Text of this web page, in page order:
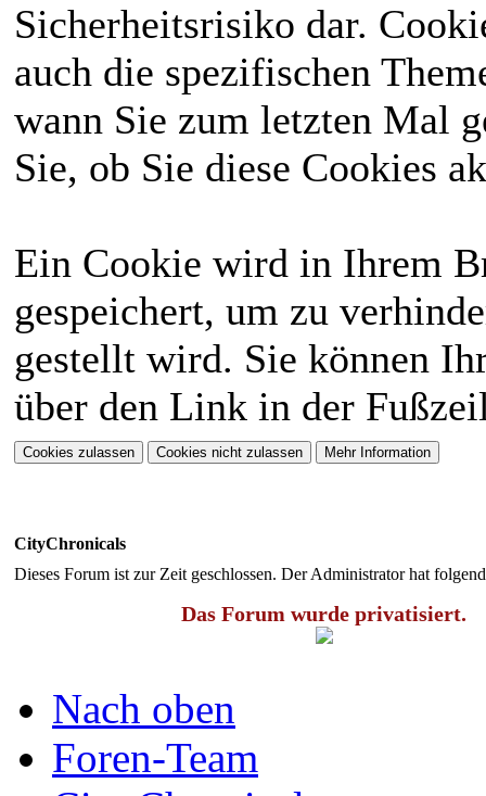
Sicherheitsrisiko dar.
auch die spezifischen
wann Sie zum letzten Mal
Sie, ob Sie diese Cookies
Ein Cookie wird in Ihrem
gespeichert, um zu
gestellt wird. Sie können
über den Link in der
CityChronicals
Dieses Forum ist zur Zeit geschlossen. Der Administrator hat
Das Forum wurde privatisiert.
Nach oben
Foren-Team